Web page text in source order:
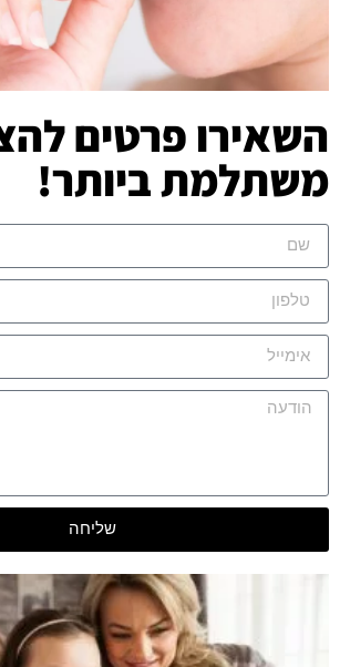
השאירו פרטים
משתלמת ביותר!
שליחה